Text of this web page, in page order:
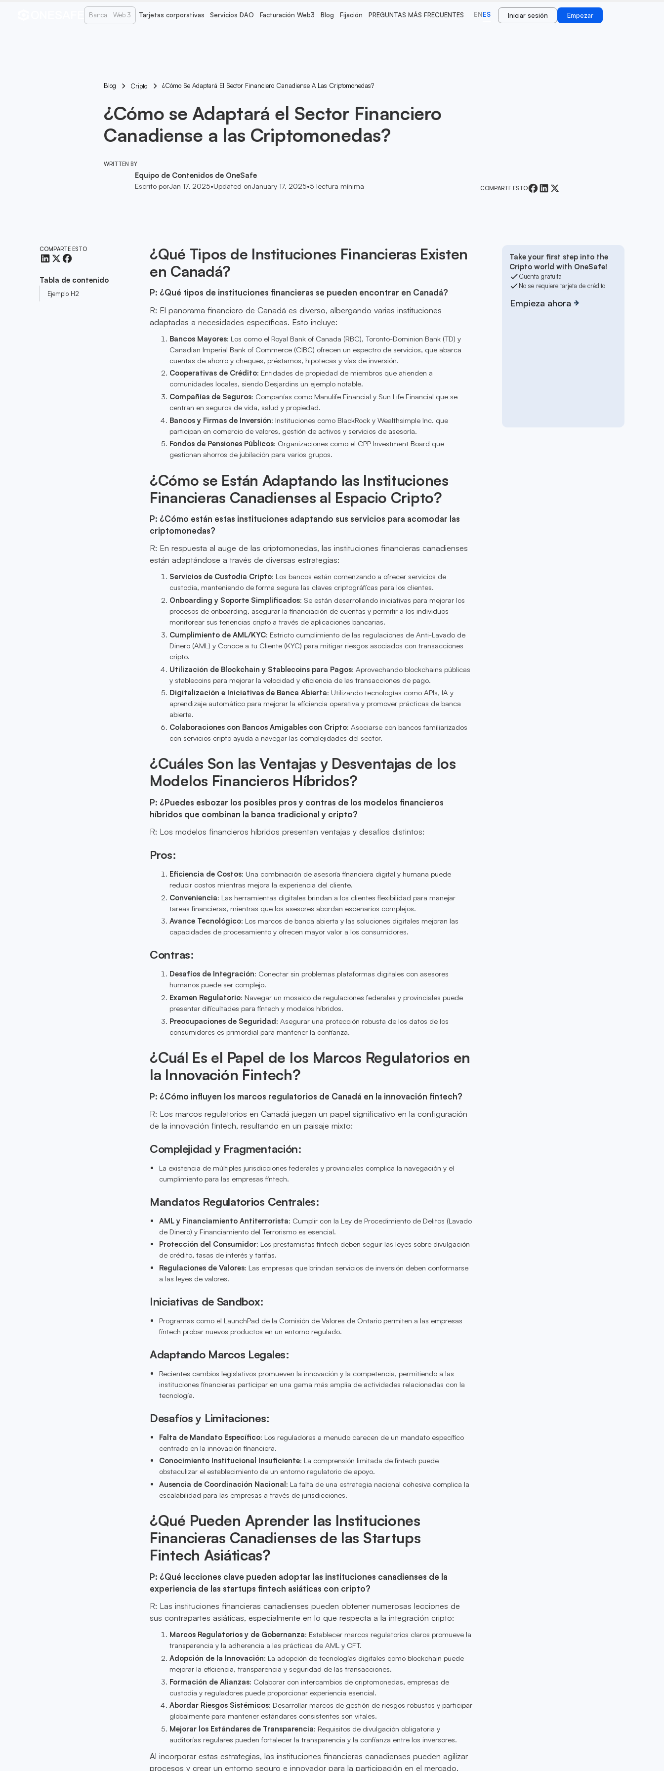
Banca Web 3 Tarjetas corporativas Servicios DAO Facturación Web3 Blog Fijación PREGUNTAS MÁS FRECUENTES ENES Iniciar sesión Empezar
Blog Cripto ¿Cómo Se Adaptará El Sector Financiero Canadiense A Las Criptomonedas?
¿Cómo se Adaptará el Sector Financiero
Canadiense a las Criptomonedas?
WRITTEN BY
Equipo de Contenidos de OneSafe
Escrito porJan 17, 2025•Updated onJanuary 17, 2025•5 lectura mínima COMPARTE ESTO
COMPARTE ESTO
Tabla de contenido
Ejemplo H2
¿Qué Tipos de Instituciones Financieras Existen
en Canadá?
P: ¿Qué tipos de instituciones financieras se pueden encontrar en Canadá?
R: El panorama financiero de Canadá es diverso, albergando varias instituciones
adaptadas a necesidades específicas. Esto incluye:
Bancos Mayores: Los como el Royal Bank of Canada (RBC), Toronto-Dominion Bank (TD) y
Canadian Imperial Bank of Commerce (CIBC) ofrecen un espectro de servicios, que abarca
cuentas de ahorro y cheques, préstamos, hipotecas y vías de inversión.
Cooperativas de Crédito: Entidades de propiedad de miembros que atienden a
comunidades locales, siendo Desjardins un ejemplo notable.
Compañías de Seguros: Compañías como Manulife Financial y Sun Life Financial que se
centran en seguros de vida, salud y propiedad.
Bancos y Firmas de Inversión: Instituciones como BlackRock y Wealthsimple Inc. que
participan en comercio de valores, gestión de activos y servicios de asesoría.
Fondos de Pensiones Públicos: Organizaciones como el CPP Investment Board que
gestionan ahorros de jubilación para varios grupos.
¿Cómo se Están Adaptando las Instituciones
Financieras Canadienses al Espacio Cripto?
P: ¿Cómo están estas instituciones adaptando sus servicios para acomodar las
criptomonedas?
R: En respuesta al auge de las criptomonedas, las instituciones financieras canadienses
están adaptándose a través de diversas estrategias:
Servicios de Custodia Cripto: Los bancos están comenzando a ofrecer servicios de
custodia, manteniendo de forma segura las claves criptográficas para los clientes.
Onboarding y Soporte Simplificados: Se están desarrollando iniciativas para mejorar los
procesos de onboarding, asegurar la financiación de cuentas y permitir a los individuos
monitorear sus tenencias cripto a través de aplicaciones bancarias.
Cumplimiento de AML/KYC: Estricto cumplimiento de las regulaciones de Anti-Lavado de
Dinero (AML) y Conoce a tu Cliente (KYC) para mitigar riesgos asociados con transacciones
cripto.
Utilización de Blockchain y Stablecoins para Pagos: Aprovechando blockchains públicas
y stablecoins para mejorar la velocidad y eficiencia de las transacciones de pago.
Digitalización e Iniciativas de Banca Abierta: Utilizando tecnologías como APIs, IA y
aprendizaje automático para mejorar la eficiencia operativa y promover prácticas de banca
abierta.
Colaboraciones con Bancos Amigables con Cripto: Asociarse con bancos familiarizados
con servicios cripto ayuda a navegar las complejidades del sector.
¿Cuáles Son las Ventajas y Desventajas de los
Modelos Financieros Híbridos?
P: ¿Puedes esbozar los posibles pros y contras de los modelos financieros
híbridos que combinan la banca tradicional y cripto?
R: Los modelos financieros híbridos presentan ventajas y desafíos distintos:
Pros:
Eficiencia de Costos: Una combinación de asesoría financiera digital y humana puede
reducir costos mientras mejora la experiencia del cliente.
Conveniencia: Las herramientas digitales brindan a los clientes flexibilidad para manejar
tareas financieras, mientras que los asesores abordan escenarios complejos.
Avance Tecnológico: Los marcos de banca abierta y las soluciones digitales mejoran las
capacidades de procesamiento y ofrecen mayor valor a los consumidores.
Contras:
Desafíos de Integración: Conectar sin problemas plataformas digitales con asesores
humanos puede ser complejo.
Examen Regulatorio: Navegar un mosaico de regulaciones federales y provinciales puede
presentar dificultades para fintech y modelos híbridos.
Preocupaciones de Seguridad: Asegurar una protección robusta de los datos de los
consumidores es primordial para mantener la confianza.
¿Cuál Es el Papel de los Marcos Regulatorios en
la Innovación Fintech?
P: ¿Cómo influyen los marcos regulatorios de Canadá en la innovación fintech?
R: Los marcos regulatorios en Canadá juegan un papel significativo en la configuración
de la innovación fintech, resultando en un paisaje mixto:
Complejidad y Fragmentación:
La existencia de múltiples jurisdicciones federales y provinciales complica la navegación y el
cumplimiento para las empresas fintech.
Mandatos Regulatorios Centrales:
AML y Financiamiento Antiterrorista: Cumplir con la Ley de Procedimiento de Delitos (Lavado
de Dinero) y Financiamiento del Terrorismo es esencial.
Protección del Consumidor: Los prestamistas fintech deben seguir las leyes sobre divulgación
de crédito, tasas de interés y tarifas.
Regulaciones de Valores: Las empresas que brindan servicios de inversión deben conformarse
a las leyes de valores.
Iniciativas de Sandbox:
Programas como el LaunchPad de la Comisión de Valores de Ontario permiten a las empresas
fintech probar nuevos productos en un entorno regulado.
Adaptando Marcos Legales:
Recientes cambios legislativos promueven la innovación y la competencia, permitiendo a las
instituciones financieras participar en una gama más amplia de actividades relacionadas con la
tecnología.
Desafíos y Limitaciones:
Falta de Mandato Específico: Los reguladores a menudo carecen de un mandato específico
centrado en la innovación financiera.
Conocimiento Institucional Insuficiente: La comprensión limitada de fintech puede
obstaculizar el establecimiento de un entorno regulatorio de apoyo.
Ausencia de Coordinación Nacional : La falta de una estrategia nacional cohesiva complica la
escalabilidad para las empresas a través de jurisdicciones.
¿Qué Pueden Aprender las Instituciones
Financieras Canadienses de las Startups
Fintech Asiáticas?
P: ¿Qué lecciones clave pueden adoptar las instituciones canadienses de la
experiencia de las startups fintech asiáticas con cripto?
R: Las instituciones financieras canadienses pueden obtener numerosas lecciones de
sus contrapartes asiáticas, especialmente en lo que respecta a la integración cripto:
Marcos Regulatorios y de Gobernanza: Establecer marcos regulatorios claros promueve la
transparencia y la adherencia a las prácticas de AML y CFT.
Adopción de la Innovación: La adopción de tecnologías digitales como blockchain puede
mejorar la eficiencia, transparencia y seguridad de las transacciones.
Formación de Alianzas: Colaborar con intercambios de criptomonedas, empresas de
custodia y reguladores puede proporcionar experiencia esencial.
Abordar Riesgos Sistémicos: Desarrollar marcos de gestión de riesgos robustos y participar
globalmente para mantener estándares consistentes son vitales.
Mejorar los Estándares de Transparencia: Requisitos de divulgación obligatoria y
auditorías regulares pueden fortalecer la transparencia y la confianza entre los inversores.
Al incorporar estas estrategias, las instituciones financieras canadienses pueden agilizar
procesos y crear un entorno seguro e innovador para la participación en el mercado.
Take your first step into the
Cripto world with OneSafe!
Cuenta gratuita
No se requiere tarjeta de crédito
Empieza ahora